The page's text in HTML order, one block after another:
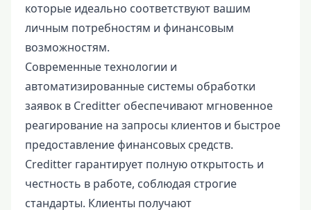
которые идеально соответствуют вашим
личным потребностям и финансовым
возможностям.
Современные технологии и
автоматизированные системы обработки
заявок в Creditter обеспечивают мгновенное
реагирование на запросы клиентов и быстрое
предоставление финансовых средств.
Creditter гарантирует полную открытость и
честность в работе, соблюдая строгие
стандарты. Клиенты получают